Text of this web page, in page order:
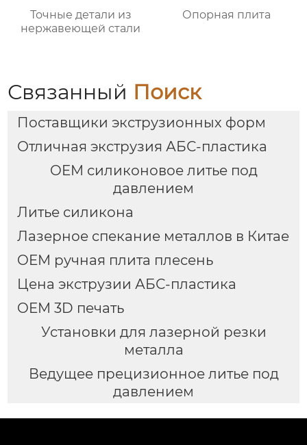
Точные детали из
нержавеющей стали
Опорная плита
Связанный Поиск
Поставщики экструзионных форм
Отличная экструзия АБС-пластика
OEM силиконовое литье под
давлением
Литье силикона
Лазерное спекание металлов в Китае
OEM ручная плита плесень
Цена экструзии АБС-пластика
OEM 3D печать
Установки для лазерной резки
металла
Ведущее прецизионное литье под
давлением